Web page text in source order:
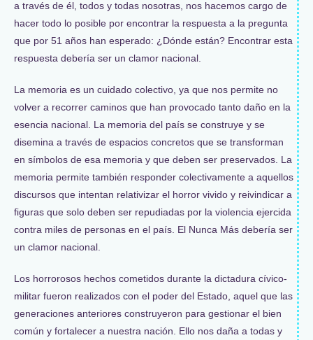
a través de él, todos y todas nosotras, nos hacemos cargo de
hacer todo lo posible por encontrar la respuesta a la pregunta
que por 51 años han esperado: ¿Dónde están? Encontrar esta
respuesta debería ser un clamor nacional.
La memoria es un cuidado colectivo, ya que nos permite no
volver a recorrer caminos que han provocado tanto daño en la
esencia nacional. La memoria del país se construye y se
disemina a través de espacios concretos que se transforman
en símbolos de esa memoria y que deben ser preservados. La
memoria permite también responder colectivamente a aquellos
discursos que intentan relativizar el horror vivido y reivindicar a
figuras que solo deben ser repudiadas por la violencia ejercida
contra miles de personas en el país. El Nunca Más debería ser
un clamor nacional.
Los horrorosos hechos cometidos durante la dictadura cívico-
militar fueron realizados con el poder del Estado, aquel que las
generaciones anteriores construyeron para gestionar el bien
común y fortalecer a nuestra nación. Ello nos daña a todas y